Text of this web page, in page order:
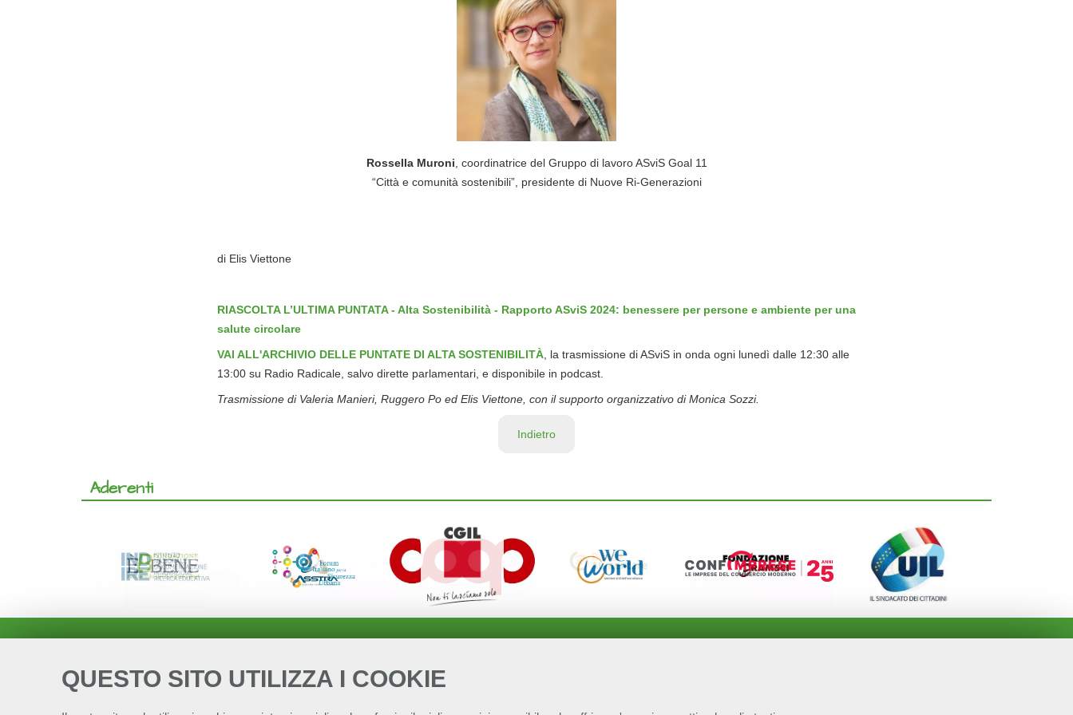
QUESTO SITO UTILIZZA I COOKIE
Rossella Muroni , coordinatrice del Gruppo di lavoro ASviS Goal 11
“Città e comunità sostenibili”, presidente di Nuove Ri-Generazioni
di Elis Viettone
RIASCOLTA L’ULTIMA PUNTATA - Alta Sostenibilità - Rapporto ASviS 2024: benessere per persone e ambiente per una
salute circolare
VAI ALL'ARCHIVIO DELLE PUNTATE DI ALTA SOSTENIBILITÀ , la trasmissione di ASviS in onda ogni lunedì dalle 12:30 alle
13:00 su Radio Radicale, salvo dirette parlamentari, e disponibile in podcast.
Trasmissione di Valeria Manieri, Ruggero Po ed Elis Viettone, con il supporto organizzativo di Monica Sozzi.
Indietro
Aderenti